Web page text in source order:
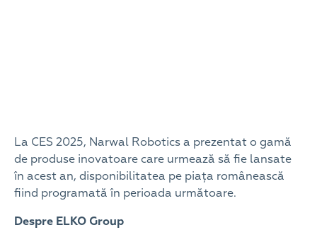
La CES 2025, Narwal Robotics a prezentat o gamă
de produse inovatoare care urmează să fie lansate
în acest an, disponibilitatea pe piața românească
fiind programată în perioada următoare.
Despre ELKO Group